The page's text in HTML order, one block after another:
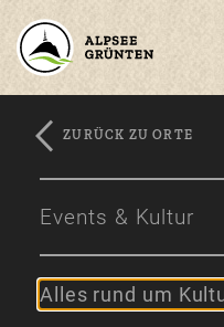
ZURÜCK ZU ORTE
Events & Kultur
Alles rund um
Unterkünfte